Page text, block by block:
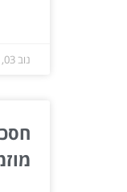
נוב 03, 2020